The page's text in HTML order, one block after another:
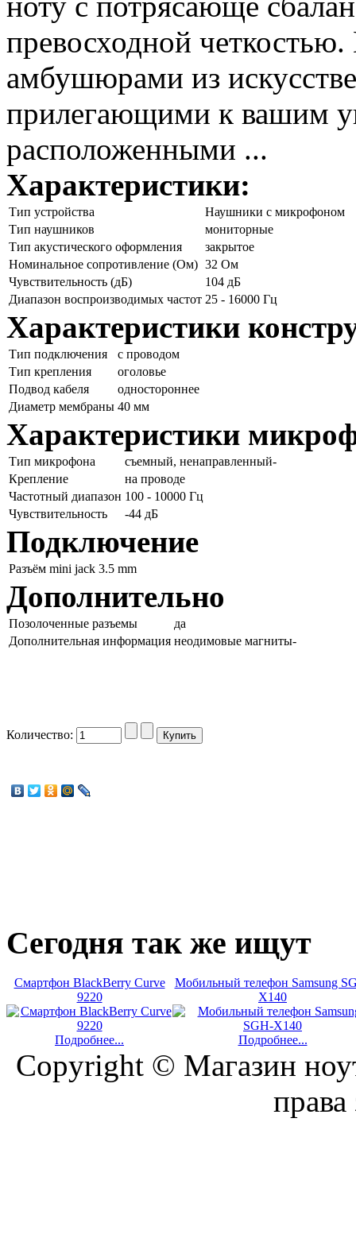
превосходной
амбушюрами из
прилегающими к вашим
расположенными ...
Характеристики:
Тип устройства
Наушники с микрофоном
Тип наушников
мониторные
Тип акустического оформления
закрытое
Номинальное сопротивление (Ом) 32 Ом
Чувствительность (дБ)
104 дБ
Диапазон воспроизводимых частот 25 - 16000 Гц
Характеристики
Тип подключения
с проводом
Тип крепления
оголовье
Подвод кабеля
одностороннее
Диаметр мембраны 40 мм
Характеристики
Тип микрофона
съемный, ненаправленный-
Крепление
на проводе
Частотный диапазон 100 - 10000 Гц
Чувствительность
-44 дБ
Подключение
Разъём mini jack 3.5 mm
Дополнительно
Позолоченные разъемы
да
Дополнительная информация неодимовые магниты-
Количество:
Сегодня так же ищут
Смартфон BlackBerry Curve
9220
Подробнее...
Мобильный телефон Samsung
X140
Подробнее...
Copyright © Магазин